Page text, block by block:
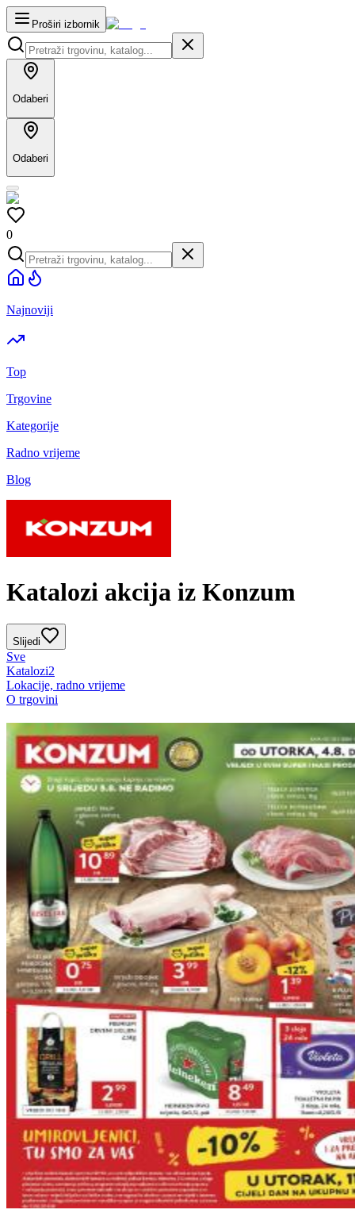
Proširi izbornik
Odaberi
Odaberi
0
Najnoviji
Top
Trgovine
Kategorije
Radno vrijeme
Blog
Katalozi akcija iz Konzum
Slijedi
Sve
Katalozi2
Lokacije, radno vrijeme
O trgovini